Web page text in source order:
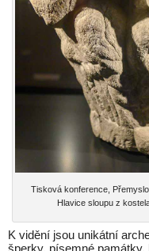
Tisková konference,
Hlavice sloupu z
K vidění jsou unikátní